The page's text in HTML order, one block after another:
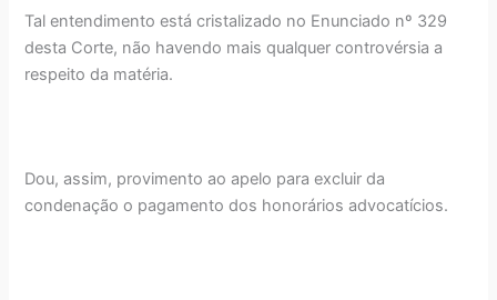
Tal entendimento está cristalizado no Enunciado nº 329
desta Corte, não havendo mais qualquer controvérsia a
respeito da matéria.
Dou, assim, provimento ao apelo para excluir da
condenação o pagamento dos honorários advocatícios.